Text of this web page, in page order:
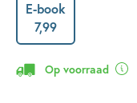
E-book
7,99
Op voorraad